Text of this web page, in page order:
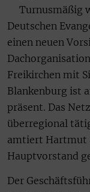
Turnusmäßig
Deutschen
einen neuen
Freikirchen mit
Blankenburg ist
präsent. Das
überregional
amtiert Hartmut
Hauptvorstand
Der